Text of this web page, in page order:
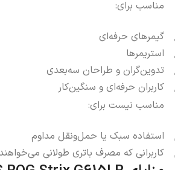
مناسب برای:
گیمرهای حرفه‌ای
استریمرها
تدوین‌گران و طراحان سه‌بعدی
کاربران حرفه‌ای و سنگین‌کار
مناسب نیست برای:
استفاده سبک یا حمل‌ونقل مداوم
کاربرانی که مصرف باتری طولانی